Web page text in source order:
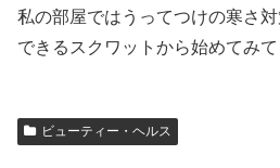
私の部屋ではうってつけの寒さ
できるスクワットから始めてみて
ビューティー・ヘルス